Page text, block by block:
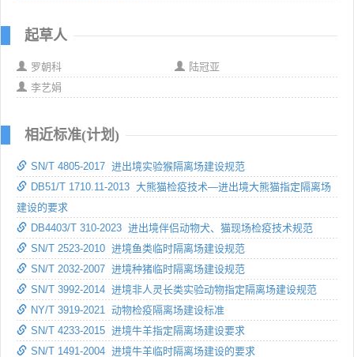
起草人
罗朝科
陆冠亚
李艺娟
相近标准(计划)
SN/T 4805-2017 进出境实验猴隔离场建设规范
DB51/T 1710.11-2013 大熊猫检疫技术—进出境大熊猫指定隔离场
建设的要求
DB4403/T 310-2023 进出境伴侣动物犬、猫现场检疫技术规范
SN/T 2523-2010 进境鱼类临时隔离场建设规范
SN/T 2032-2007 进境种猪临时隔离场建设规范
SN/T 3992-2014 进境非人灵长类实验动物指定隔离场建设规范
NY/T 3919-2021 动物检疫隔离场建设标准
SN/T 4233-2015 进境牛羊指定隔离场建设要求
SN/T 1491-2004 进境牛羊临时隔离场建设的要求